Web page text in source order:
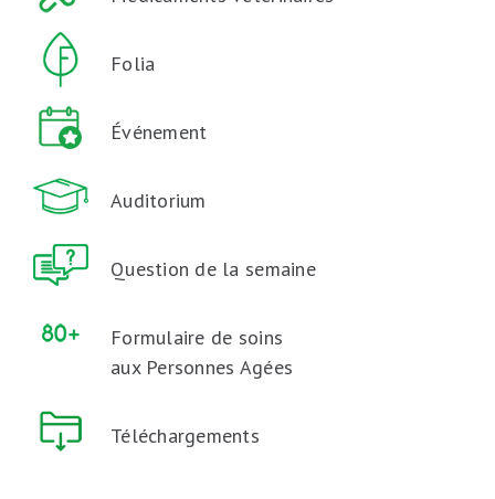
Folia
Événement
Auditorium
Question de la semaine
Formulaire de soins
aux Personnes Agées
Téléchargements